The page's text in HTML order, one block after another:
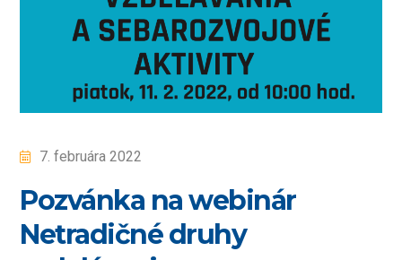
7. februára 2022
Pozvánka na webinár
Netradičné druhy